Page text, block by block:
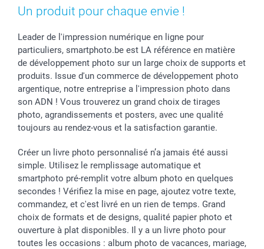
Stickers & Etiquettes
Cadres photo, accessoires déco & bonbons
Calendrier photos & Agendas photo
Dénicheur d'idées cadeau
Naissance & baptême
Fête des Pères
Toussaint
Rentrée des classes
Communion
Saint-Valentin
Vacances
Conditions
Droit de rétraction
Plaintes
Conditions générales
Vie privée
Gestion des cookies
Tarifs
Investisseurs
Droit de rétractation
smartgarantie
smartbonus
smartfriends
Modes de paiement
Modes de livraison
Grandes Quantités
Statut de ma commande
Un produit pour chaque envie !
Leader de l'impression numérique en ligne pour
particuliers, smartphoto.be est LA référence en matière
de développement photo sur un large choix de supports et
produits. Issue d'un commerce de développement photo
argentique, notre entreprise a l'impression photo dans
son ADN ! Vous trouverez un grand choix de tirages
photo, agrandissements et posters, avec une qualité
toujours au rendez-vous et la satisfaction garantie.
Créer un livre photo personnalisé n’a jamais été aussi
simple. Utilisez le remplissage automatique et
smartphoto pré-remplit votre album photo en quelques
secondes ! Vérifiez la mise en page, ajoutez votre texte,
commandez, et c'est livré en un rien de temps. Grand
choix de formats et de designs, qualité papier photo et
ouverture à plat disponibles. Il y a un livre photo pour
toutes les occasions : album photo de vacances, mariage,